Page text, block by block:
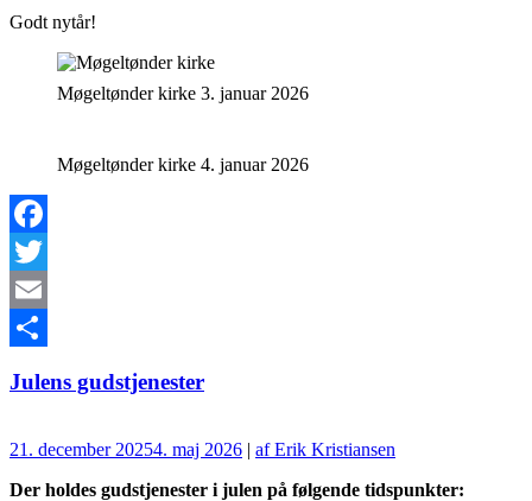
Godt nytår!
Møgeltønder kirke 3. januar 2026
Møgeltønder kirke 4. januar 2026
Facebook
Twitter
Email
Julens gudstjenester
21. december 20254. maj 2026 | af Erik Kristiansen
Der holdes gudstjenester i julen på følgende tidspunkter: